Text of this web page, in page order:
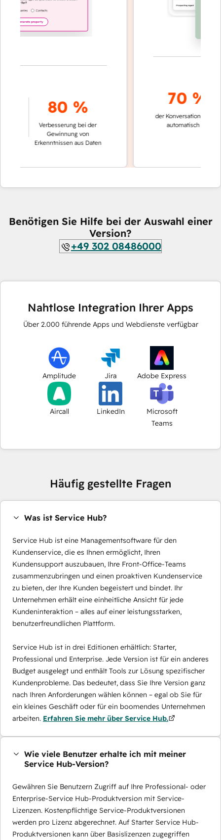
80 %
Verbesserung bei der
Gewinnung von
Erkenntnissen aus Daten
70 %+
der Konversationen werden
automatisch gelöst
Benötigen Sie Hilfe bei der Auswahl einer
Version?
+49 302 08486000
Nahtlose Integration Ihrer Apps
Über 2.000 führende Apps und Webdienste verfügbar
Amplitude Jira Adobe Express
Aircall LinkedIn
Microsoft
Teams
Häufig gestellte Fragen
Was ist Service Hub?
Service Hub ist eine Managementsoftware für den
Kundenservice, die es Ihnen ermöglicht, Ihren
Kundensupport auszubauen, Ihre Front-Office-Teams
zusammenzubringen und einen proaktiven Kundenservice
zu bieten, der Ihre Kunden begeistert und bindet. Ihr
Unternehmen erhält eine einheitliche Ansicht für jede
Kundeninteraktion – alles auf einer leistungsstarken,
benutzerfreundlichen Plattform.
Service Hub ist in drei Editionen erhältlich: Starter,
Professional und Enterprise. Jede Version ist für ein anderes
Budget ausgelegt und enthält Tools zur Lösung spezifischer
Kundenprobleme. Das bedeutet, dass Sie Ihre Version ganz
nach Ihren Anforderungen wählen können – egal ob Sie für
ein kleines Geschäft oder für ein boomendes Unternehmen
arbeiten. Erfahren Sie mehr über Service Hub.
Wie viele Benutzer erhalte ich mit meiner
Service Hub-Version?
Gewähren Sie Benutzern Zugriff auf Ihre Professional- oder
Enterprise-Service Hub-Produktversion mit Service-
Lizenzen. Kostenpflichtige Service-Produktversionen
werden pro Lizenz abgerechnet. Auf Starter Service Hub-
Produktversionen kann über Basislizenzen zugegriffen